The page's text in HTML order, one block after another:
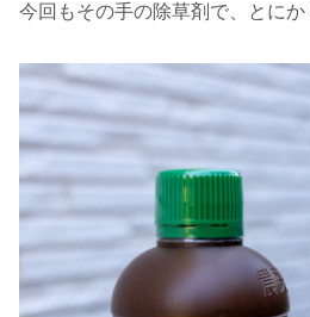
今回もその手の除草剤で、とにか